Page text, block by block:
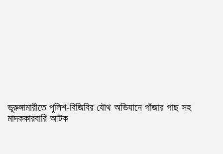
ভূরুঙ্গামারীতে পুলিশ-বিজিবির যৌথ অভিযানে গাঁজার গাছ সহ
মাদককারবারি আটক